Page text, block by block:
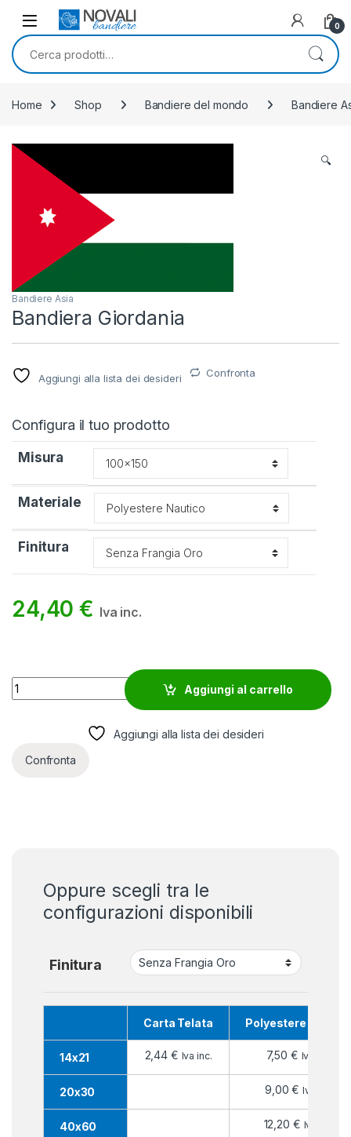
Skip to navigation
Skip to content
0
Cerca:
Home Shop Bandiere del mondo Bandiere
🔍
Bandiere Asia
Bandiera Giordania
Aggiungi alla lista dei desideri Confronta
Configura il tuo prodotto
Misura
Materiale
Finitura
24,40€ Iva inc.
Bandiera Giordania quantity
Aggiungi al carrello
Aggiungi alla lista dei desideri
Confronta
Oppure scegli tra le
configurazioni disponibili
Finitura
Carta Telata Polyestere
14x21 2,44 € Iva inc. 7,50 € Iva inc.
20x30 9,00€ Iva inc.
40x60 12,20 € Iva inc.